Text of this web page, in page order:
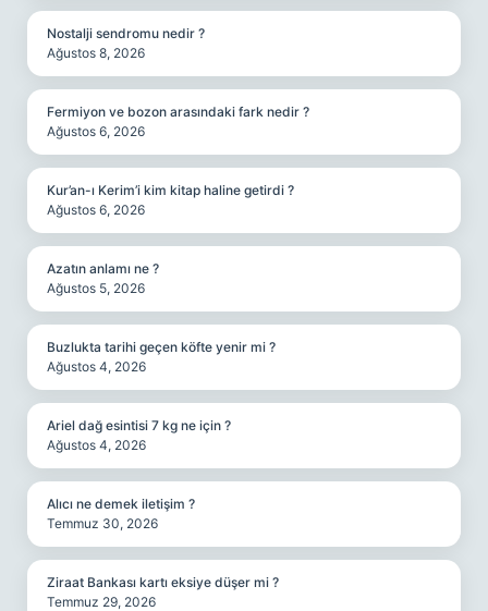
Nostalji sendromu nedir ?
Ağustos 8, 2026
Fermiyon ve bozon arasındaki fark nedir ?
Ağustos 6, 2026
Kur’an-ı Kerim’i kim kitap haline getirdi ?
Ağustos 6, 2026
Azatın anlamı ne ?
Ağustos 5, 2026
Buzlukta tarihi geçen köfte yenir mi ?
Ağustos 4, 2026
Ariel dağ esintisi 7 kg ne için ?
Ağustos 4, 2026
Alıcı ne demek iletişim ?
Temmuz 30, 2026
Ziraat Bankası kartı eksiye düşer mi ?
Temmuz 29, 2026